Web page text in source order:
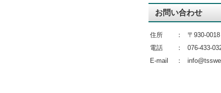
お問い合わせ
住所 ：
〒930-
電話
：
076-433-
E-mail
：